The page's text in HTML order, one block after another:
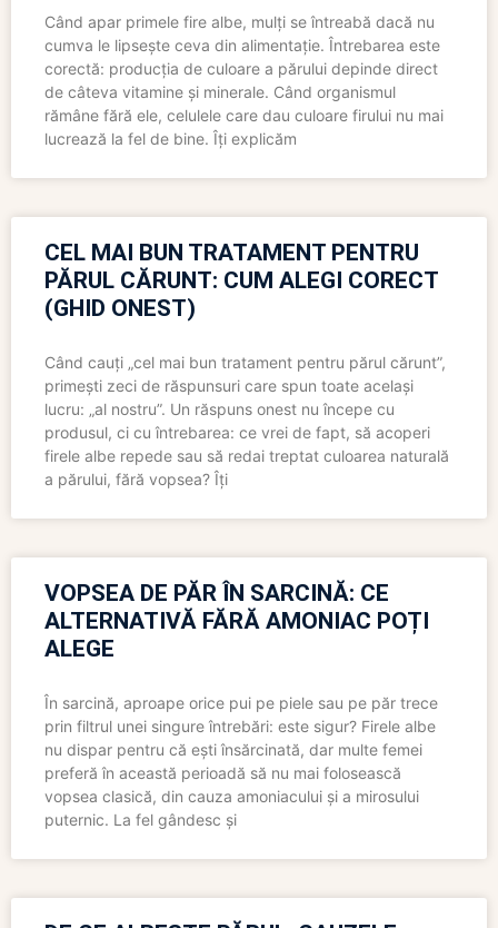
Când apar primele fire albe, mulți se întreabă dacă nu
cumva le lipsește ceva din alimentație. Întrebarea este
corectă: producția de culoare a părului depinde direct
de câteva vitamine și minerale. Când organismul
rămâne fără ele, celulele care dau culoare firului nu mai
lucrează la fel de bine. Îți explicăm
CEL MAI BUN TRATAMENT PENTRU
PĂRUL CĂRUNT: CUM ALEGI CORECT
(GHID ONEST)
Când cauți „cel mai bun tratament pentru părul cărunt”,
primești zeci de răspunsuri care spun toate același
lucru: „al nostru”. Un răspuns onest nu începe cu
produsul, ci cu întrebarea: ce vrei de fapt, să acoperi
firele albe repede sau să redai treptat culoarea naturală
a părului, fără vopsea? Îți
VOPSEA DE PĂR ÎN SARCINĂ: CE
ALTERNATIVĂ FĂRĂ AMONIAC POȚI
ALEGE
În sarcină, aproape orice pui pe piele sau pe păr trece
prin filtrul unei singure întrebări: este sigur? Firele albe
nu dispar pentru că ești însărcinată, dar multe femei
preferă în această perioadă să nu mai folosească
vopsea clasică, din cauza amoniacului și a mirosului
puternic. La fel gândesc și